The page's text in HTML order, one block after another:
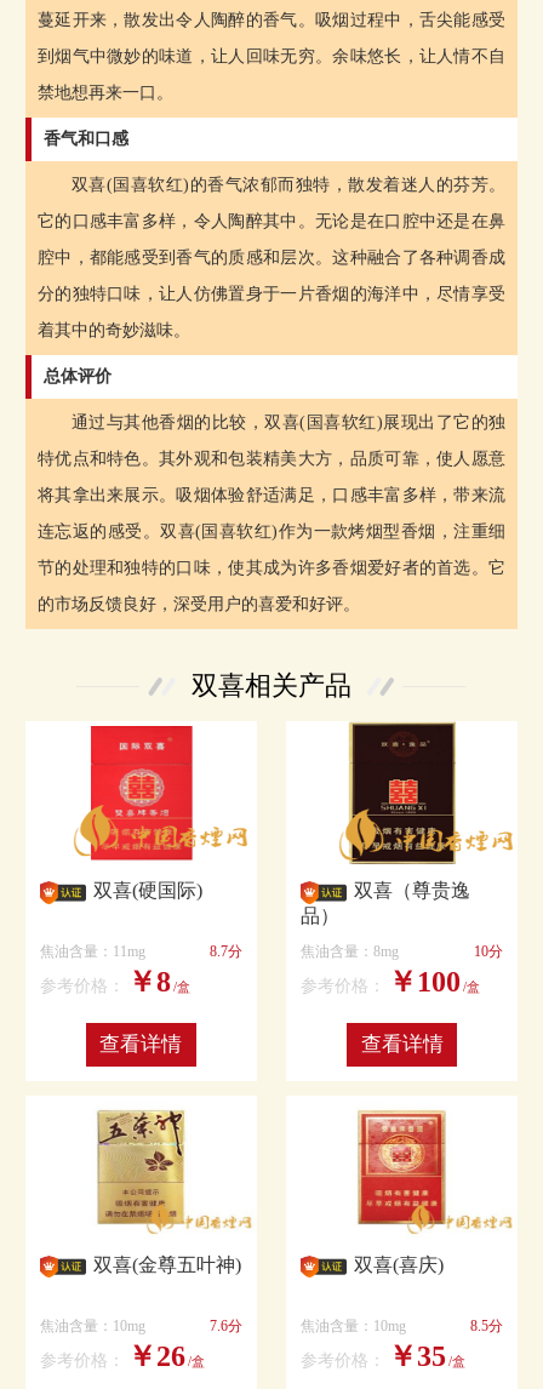
蔓延开来，散发出令人陶醉的香气。吸烟过程中，舌尖能感受
到烟气中微妙的味道，让人回味无穷。余味悠长，让人情不自
禁地想再来一口。
香气和口感
双喜(国喜软红)的香气浓郁而独特，散发着迷人的芬芳。
它的口感丰富多样，令人陶醉其中。无论是在口腔中还是在鼻
腔中，都能感受到香气的质感和层次。这种融合了各种调香成
分的独特口味，让人仿佛置身于一片香烟的海洋中，尽情享受
着其中的奇妙滋味。
总体评价
通过与其他香烟的比较，双喜(国喜软红)展现出了它的独
特优点和特色。其外观和包装精美大方，品质可靠，使人愿意
将其拿出来展示。吸烟体验舒适满足，口感丰富多样，带来流
连忘返的感受。双喜(国喜软红)作为一款烤烟型香烟，注重细
节的处理和独特的口味，使其成为许多香烟爱好者的首选。它
的市场反馈良好，深受用户的喜爱和好评。
双喜相关产品
双喜(硬国际)
焦油含量：11mg 8.7分
参考价格： ￥8/盒
查看详情
双喜（尊贵逸
品）
焦油含量：8mg 10分
参考价格： ￥100 /盒
查看详情
双喜(金尊五叶神)
焦油含量：10mg 7.6分
参考价格： ￥26/盒
双喜(喜庆)
焦油含量：10mg 8.5分
参考价格： ￥35 /盒